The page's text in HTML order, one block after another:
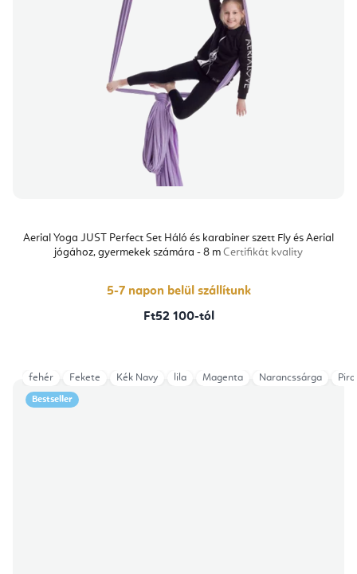
Aerial Yoga JUST Perfect Set Háló és karabiner szett Fly és Aerial
jógához, gyermekek számára - 8 m Certifikát kvality
5-7 napon belül szállítunk
Ft52 100-tól
Bestseller
fehér Fekete Kék Navy lila Magenta Narancssárga